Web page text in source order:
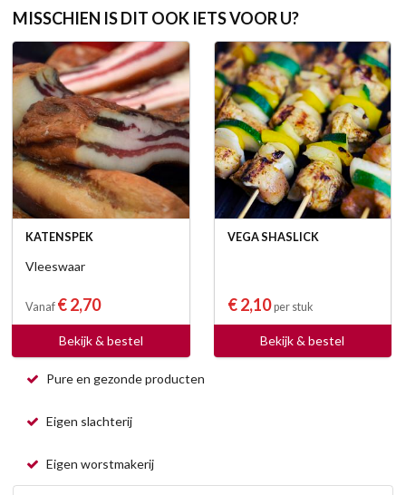
MISSCHIEN IS DIT OOK IETS VOOR U?
KATENSPEK
Vleeswaar
Vanaf € 2,70
Bekijk & bestel
VEGA SHASLICK
€ 2,10per stuk
Bekijk & bestel
Pure en gezonde producten
Eigen slachterij
Eigen worstmakerij